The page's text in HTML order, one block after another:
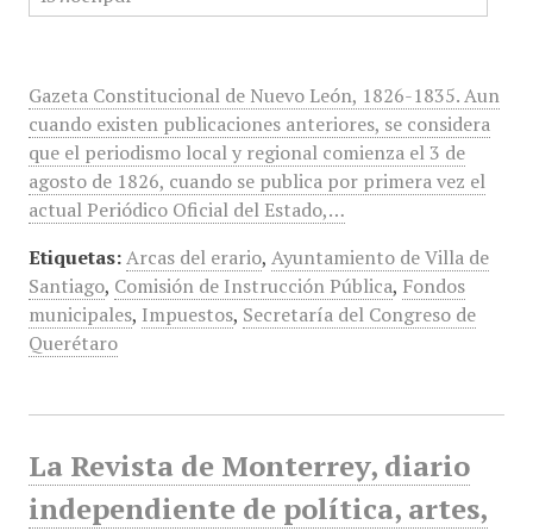
Gazeta Constitucional de Nuevo León, 1826-1835. Aun
cuando existen publicaciones anteriores, se considera
que el periodismo local y regional comienza el 3 de
agosto de 1826, cuando se publica por primera vez el
actual Periódico Oficial del Estado,…
Etiquetas: Arcas del erario, Ayuntamiento de Villa de
Santiago, Comisión de Instrucción Pública, Fondos
municipales, Impuestos, Secretaría del Congreso de
Querétaro
La Revista de Monterrey, diario
independiente de política, artes,